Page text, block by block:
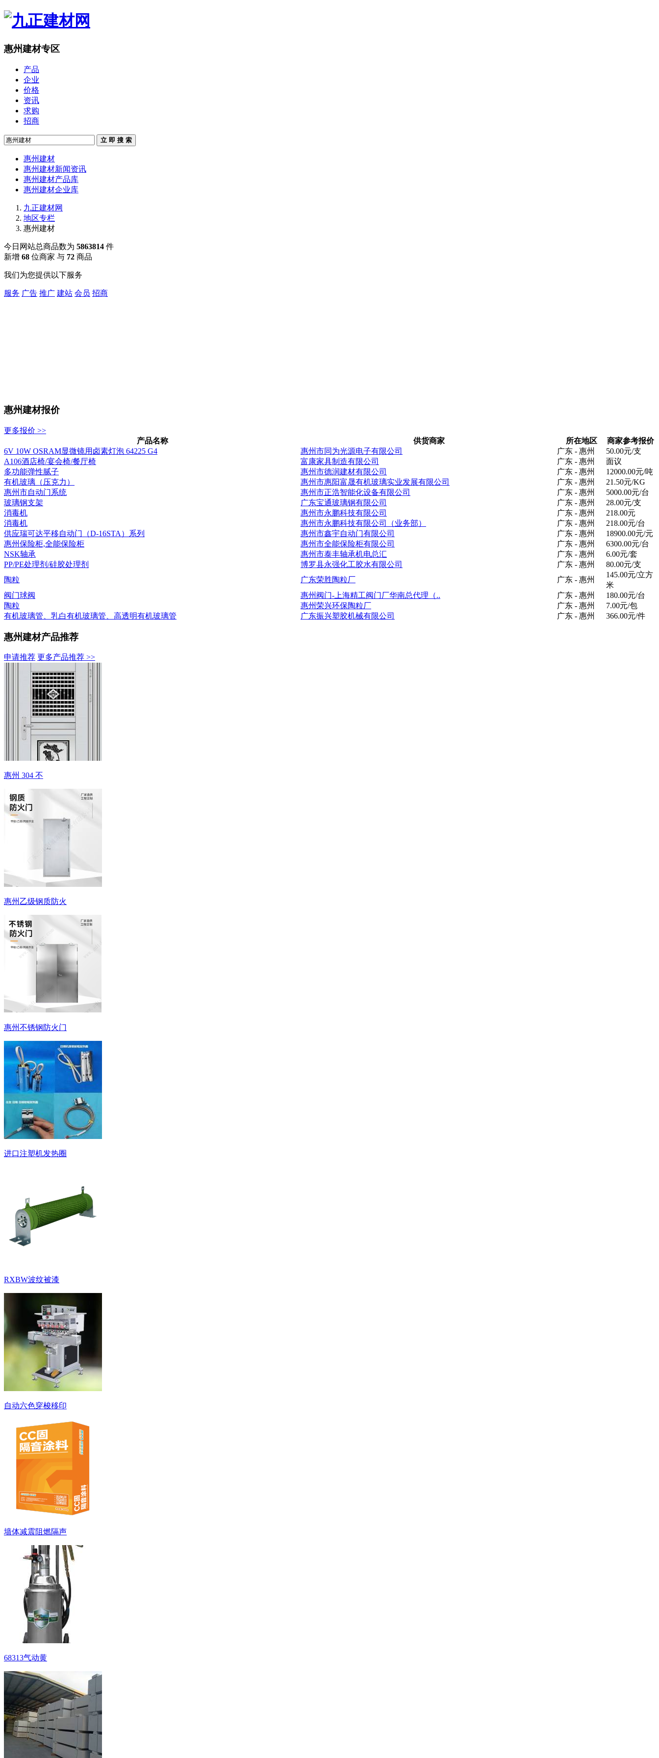
惠州建材专区
产品
企业
价格
资讯
求购
招商
立 即 搜 索
惠州建材
惠州建材新闻资讯
惠州建材产品库
惠州建材企业库
九正建材网
地区专栏
惠州建材
今日网站总商品数为 5863814 件
新增 68 位商家 与 72 商品
我们为您提供以下服务
服务 广告 推广 建站 会员 招商
惠州建材报价
更多报价 >>
产品名称
供货商家 所在地区
商家参考报价
6V 10W OSRAM显微镜用卤素灯泡 64225 G4
惠州市同为光源电子有限公司 广东 - 惠州
50.00元/支
A106酒店椅/宴会椅/餐厅椅
富康家具制造有限公司 广东 - 惠州
面议
多功能弹性腻子
惠州市德润建材有限公司 广东 - 惠州
12000.00元/吨
有机玻璃（压克力）
惠州市惠阳富晟有机玻璃实业发展有限公司 广东 - 惠州
21.50元/KG
惠州市自动门系统
惠州市正浩智能化设备有限公司 广东 - 惠州
5000.00元/台
玻璃钢支架
广东宝通玻璃钢有限公司 广东 - 惠州
28.00元/支
消毒机
惠州市永鹏科技有限公司 广东 - 惠州
218.00元
消毒机
惠州市永鹏科技有限公司（业务部） 广东 - 惠州
218.00元/台
供应瑞可达平移自动门（D-16STA）系列
惠州市鑫宇自动门有限公司 广东 - 惠州
18900.00元/元
惠州保险柜,全能保险柜
惠州市全能保险柜有限公司 广东 - 惠州
6300.00元/台
NSK轴承
惠州市泰丰轴承机电总汇 广东 - 惠州
6.00元/套
PP/PE处理剂/硅胶处理剂
博罗县永强化工胶水有限公司 广东 - 惠州
80.00元/支
陶粒
广东荣胜陶粒厂 广东 - 惠州
145.00元/立方
米
阀门球阀
惠州阀门-上海精工阀门厂华南总代理（.. 广东 - 惠州
180.00元/台
陶粒
惠州荣兴环保陶粒厂 广东 - 惠州
7.00元/包
有机玻璃管、乳白有机玻璃管、高透明有机玻璃管
广东振兴塑胶机械有限公司 广东 - 惠州 366.00元/件
惠州建材产品推荐
申请推荐 更多产品推荐 >>
惠州 304 不
惠州乙级钢质防火
惠州不锈钢防火门
进口注塑机发热圈
RXBW波纹被漆
自动六色穿梭移印
墙体减震阻燃隔声
68313气动黄